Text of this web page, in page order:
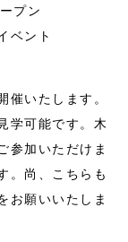
プン
ベント
催いたします。
学可能です。木
参加いただけま
。尚、こちらも
お願いいたしま